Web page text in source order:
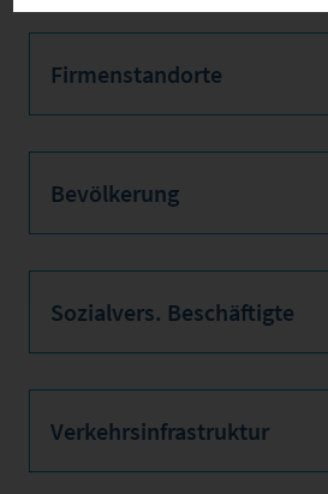
Firmenstandorte
Bevölkerung
Sozialvers. Beschäftigte
Verkehrsinfrastruktur